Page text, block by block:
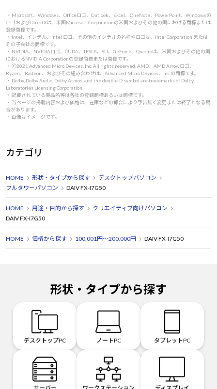
・ Microsoft、Windows、Officeロゴ、Outlook、Excel、OneNote、PowerPoint、Windowsの
ロゴおよびDirectXは、米国Microsoft Corporationの米国およびその他の国における商標または
登録商標です。
・ Intel、インテル、Intel ロゴ、その他のインテルの名称やロゴは、Intel Corporation または
その子会社の商標です。
・ NVIDIA、NVIDIAロゴ、CUDA、TESLA、SLI、GeForce、Quadroは、米国およびその他の国
におけるNVIDIA Corporationの登録商標または商標です。
・ 🄫2021 Advanced Micro Devices, Inc. All rights reserved. AMD、AMD Arrowロゴ、
Ryzen、Radeon、およびその組み合わせは、Advanced Micro Devices、Inc.の商標です。
・ Dolby, Dolby Audio, Dolby Atmos, and the double-D symbol are trademarks of Dolby
Laboratories Licensing Corporation.
・ 記載されている製品名等は各社の登録商標あるいは商標です。
・ 当ページの掲載内容および価格は、在庫などの都合により予告無く変更または終了となる場
合があります。
・ 画像はイメージです。
カテゴリ
HOME 形状・タイプから探す
デスクトップパソコン
フルタワーパソコン
DAIV FX-I7G50
HOME 用途・目的から探す
クリエイティブ向けパソコン
DAIV FX-I7G50
HOME 価格から探す 100,001円～200,000円 DAIV FX-I7G50
形状・タイプから探す
デスクトップPC ノートPC タブレットPC